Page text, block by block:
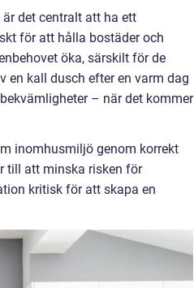
det centralt att ha ett
för att hålla bostäder och
öka, särskilt för de
en kall dusch efter en varm dag
– när det kommer
inomhusmiljö genom korrekt
till att minska risken för
kritisk för att skapa en